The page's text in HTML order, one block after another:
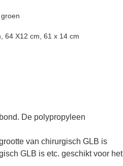
64 X12 cm, 61 x 14 cm
De polypropyleen
van chirurgisch GLB is
GLB is etc. geschikt voor het